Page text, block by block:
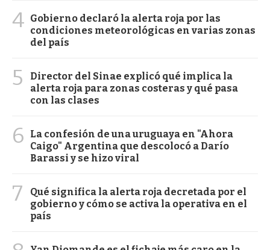
4 Gobierno declaró la alerta roja por las
condiciones meteorológicas en varias zonas
del país
5
Director del Sinae explicó qué implica la
alerta roja para zonas costeras y qué pasa
con las clases
6
La confesión de una uruguaya en "Ahora
Caigo" Argentina que descolocó a Darío
Barassi y se hizo viral
7
Qué significa la alerta roja decretada por el
gobierno y cómo se activa la operativa en el
país